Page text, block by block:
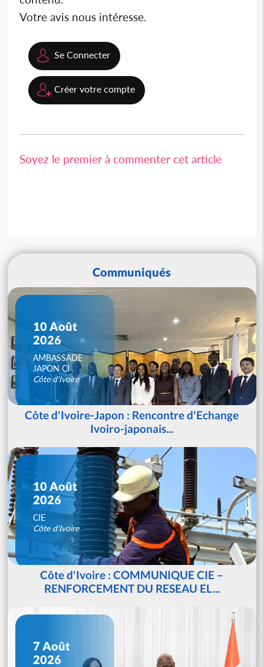
Votre avis nous intéresse.
Se Connecter
Créer votre compte
Soyez le premier à commenter cet article
Communiqués
10 Août
2026
AMBASSADE
JAPON CI
Côte d'Ivoire
Côte d'Ivoire-Japon : Rencontre d'Echange
Ivoiro-japonais...
10 Août
2026
CIE
Côte d'Ivoire
Côte d'Ivoire : COMMUNIQUE CIE –
RENFORCEMENT DU RESEAU EL...
7 Août
2026